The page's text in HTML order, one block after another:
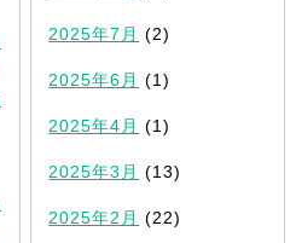
2025年7月 (2)
2025年6月 (1)
2025年4月 (1)
2025年3月 (13)
2025年2月 (22)